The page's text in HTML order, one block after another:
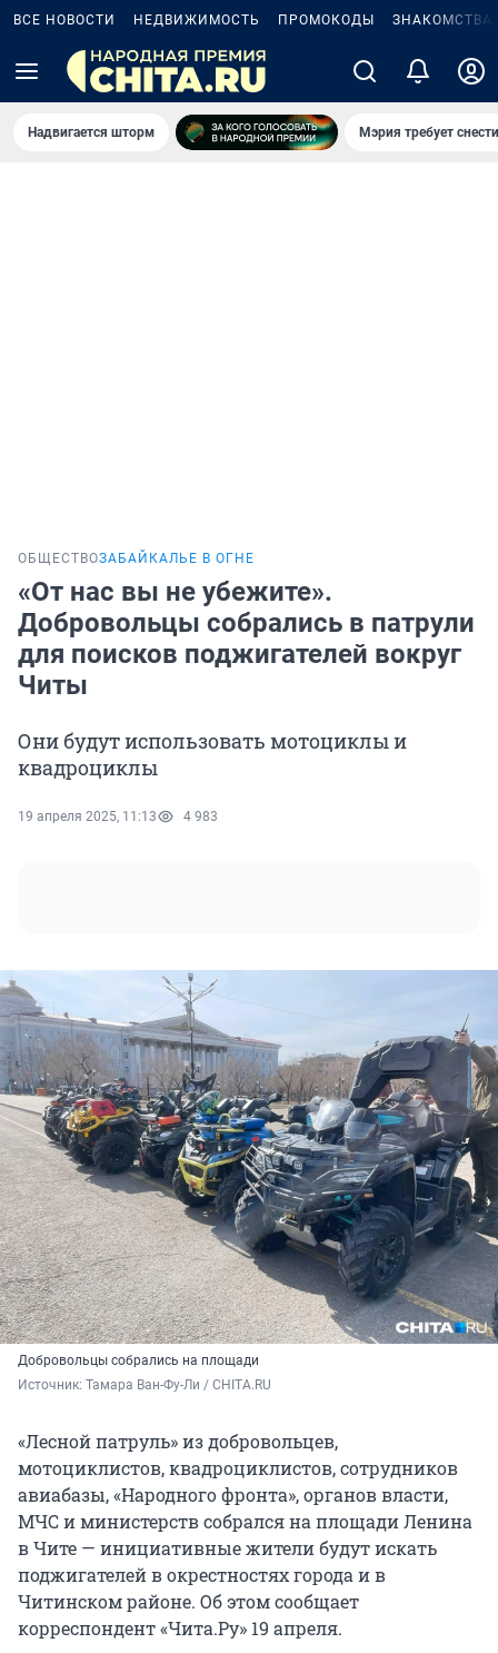
ВСЕ НОВОСТИ НЕДВИЖИМОСТЬ ПРОМОКОДЫ ЗНАКОМСТВА
Надвигается шторм Мэрия требует
ОБЩЕСТВОЗАБАЙКАЛЬЕ В ОГНЕ
«От нас вы не убежите».
Добровольцы собрались в патрули
для поисков поджигателей вокруг
Читы
Они будут использовать мотоциклы и
квадроциклы
19 апреля 2025, 11:13 4 983
Добровольцы собрались на площади
Источник: Тамара Ван-Фу-Ли / CHITA.RU
«Лесной патруль» из добровольцев,
мотоциклистов, квадроциклистов, сотрудников
авиабазы, «Народного фронта», органов власти,
МЧС и министерств собрался на площади Ленина
в Чите — инициативные жители будут искать
поджигателей в окрестностях города и в
Читинском районе. Об этом сообщает
корреспондент «Чита.Ру» 19 апреля.